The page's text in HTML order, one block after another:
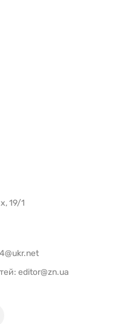
19/1
editor@zn.ua